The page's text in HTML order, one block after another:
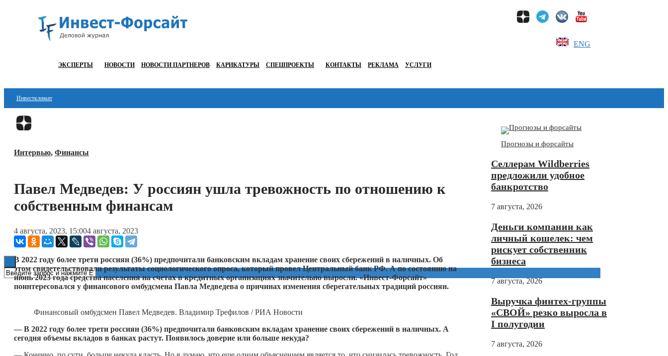
ENG
ЭКСПЕРТЫ НОВОСТИ НОВОСТИ ПАРТНЕРОВ КАРИКАТУРЫ СПЕЦПРОЕКТЫ КОНТАКТЫ РЕКЛАМА УСЛУГИ
Инвестклимат
Финансы
Блокчейн
Книги
Интервью, Финансы
Павел Медведев: У россиян ушла тревожность по отношению к
собственным финансам
4 августа, 2023, 15:004 августа, 2023
В 2022 году более трети россиян (36%) предпочитали банковским вкладам хранение своих сбережений в наличных. Об
этом свидетельствовали результаты социологического опроса, который провел Центральный банк РФ. А по состоянию на
июнь 2023 года средства населения на счетах в кредитных организациях значительно выросли. «Инвест-Форсайт»
поинтересовался у финансового омбудсмена Павла Медведева о причинах изменения сберегательных традиций россиян.
Финансовый омбудсмен Павел Медведев. Владимир Трефилов / РИА Новости
— В 2022 году более трети россиян (36%) предпочитали банковским вкладам хранение своих сбережений в наличных. А
сегодня объемы вкладов в банках растут. Появилось доверие или больше некуда?
Прогнозы и форсайты
Селлерам Wildberries
предложили удобное
банкротство
7 августа, 2026
Деньги компании как
личный кошелек: чем
рискует собственник
бизнеса
7 августа, 2026
Выручка финтех-группы
«СВОЙ» резко выросла в
I полугодии
7 августа, 2026